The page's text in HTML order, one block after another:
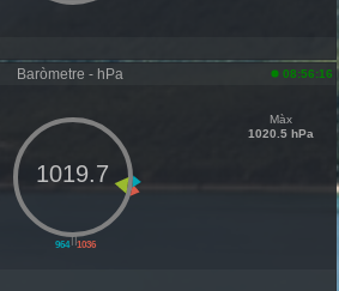
Baròmetre - hPa 08:56:16
||
964 1036
1019.7
Màx
1020.5 hPa